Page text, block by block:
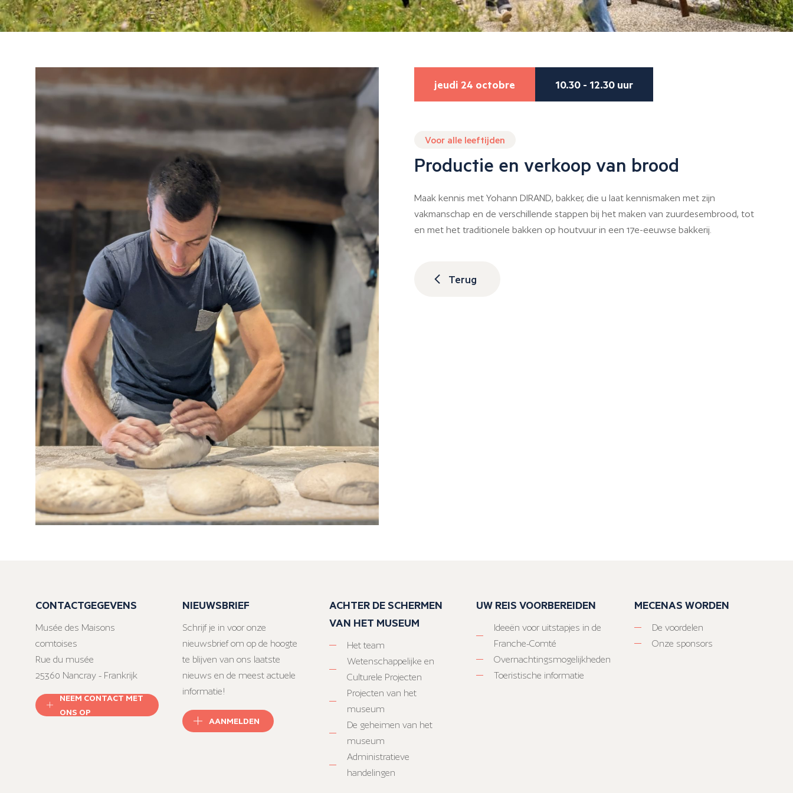
jeudi 24 octobre 10.30 - 12.30 uur
Voor alle leeftijden
Productie en verkoop van brood
Maak kennis met Yohann DIRAND, bakker, die u laat kennismaken met zijn
vakmanschap en de verschillende stappen bij het maken van zuurdesembrood, tot
en met het traditionele bakken op houtvuur in een 17e-eeuwse bakkerij.
Terug
CONTACTGEGEVENS
Musée des Maisons
comtoises
Rue du musée
25360 Nancray - Frankrijk
NEEM CONTACT MET
ONS OP
NIEUWSBRIEF
Schrijf je in voor onze
nieuwsbrief om op de hoogte
te blijven van ons laatste
nieuws en de meest actuele
informatie!
AANMELDEN
ACHTER DE SCHERMEN
VAN HET MUSEUM
Het team
Wetenschappelijke en
Culturele Projecten
Projecten van het
museum
De geheimen van het
museum
Administratieve
handelingen
UW REIS VOORBEREIDEN
Ideeën voor uitstapjes in de
Franche-Comté
Overnachtingsmogelijkheden
Toeristische informatie
MECENAS WORDEN
De voordelen
Onze sponsors